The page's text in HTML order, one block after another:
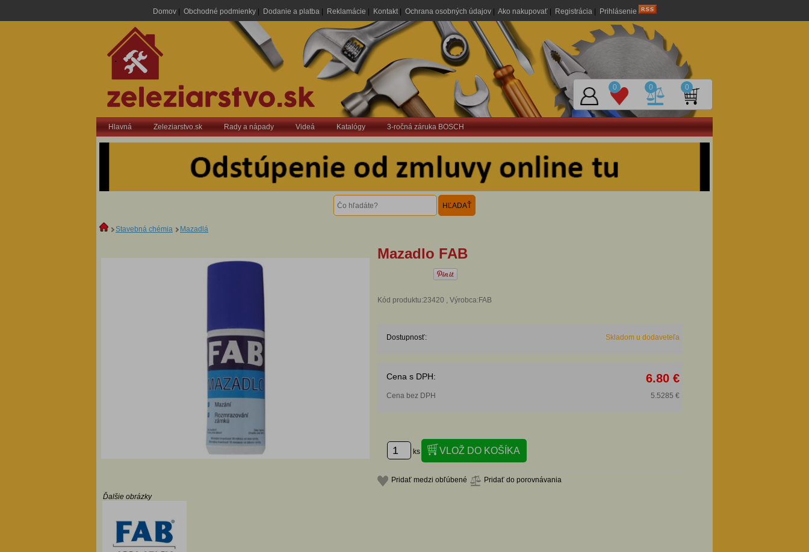
Domov| Obchodné podmienky| Dodanie a platba| Reklamácie Kontakt| Ochrana osobných údajov| Ako nakupovať| Registrácia| Prihlásenie
.
0 0 0
Hlavná Zeleziarstvo.sk Rady a nápady Videá Katalógy 3-ročná záruka BOSCH
Stavebná chémia Mazadlá
Mazadlo FAB
Kód produktu:23420 , Výrobca:FAB
Dostupnosť: Skladom u dodaveteľa
Cena s DPH: 6.80 €
Cena bez DPH 5.5285 €
ks
Pridať medzi obľúbené
Pridať do porovnávania
Ďalšie obrázky